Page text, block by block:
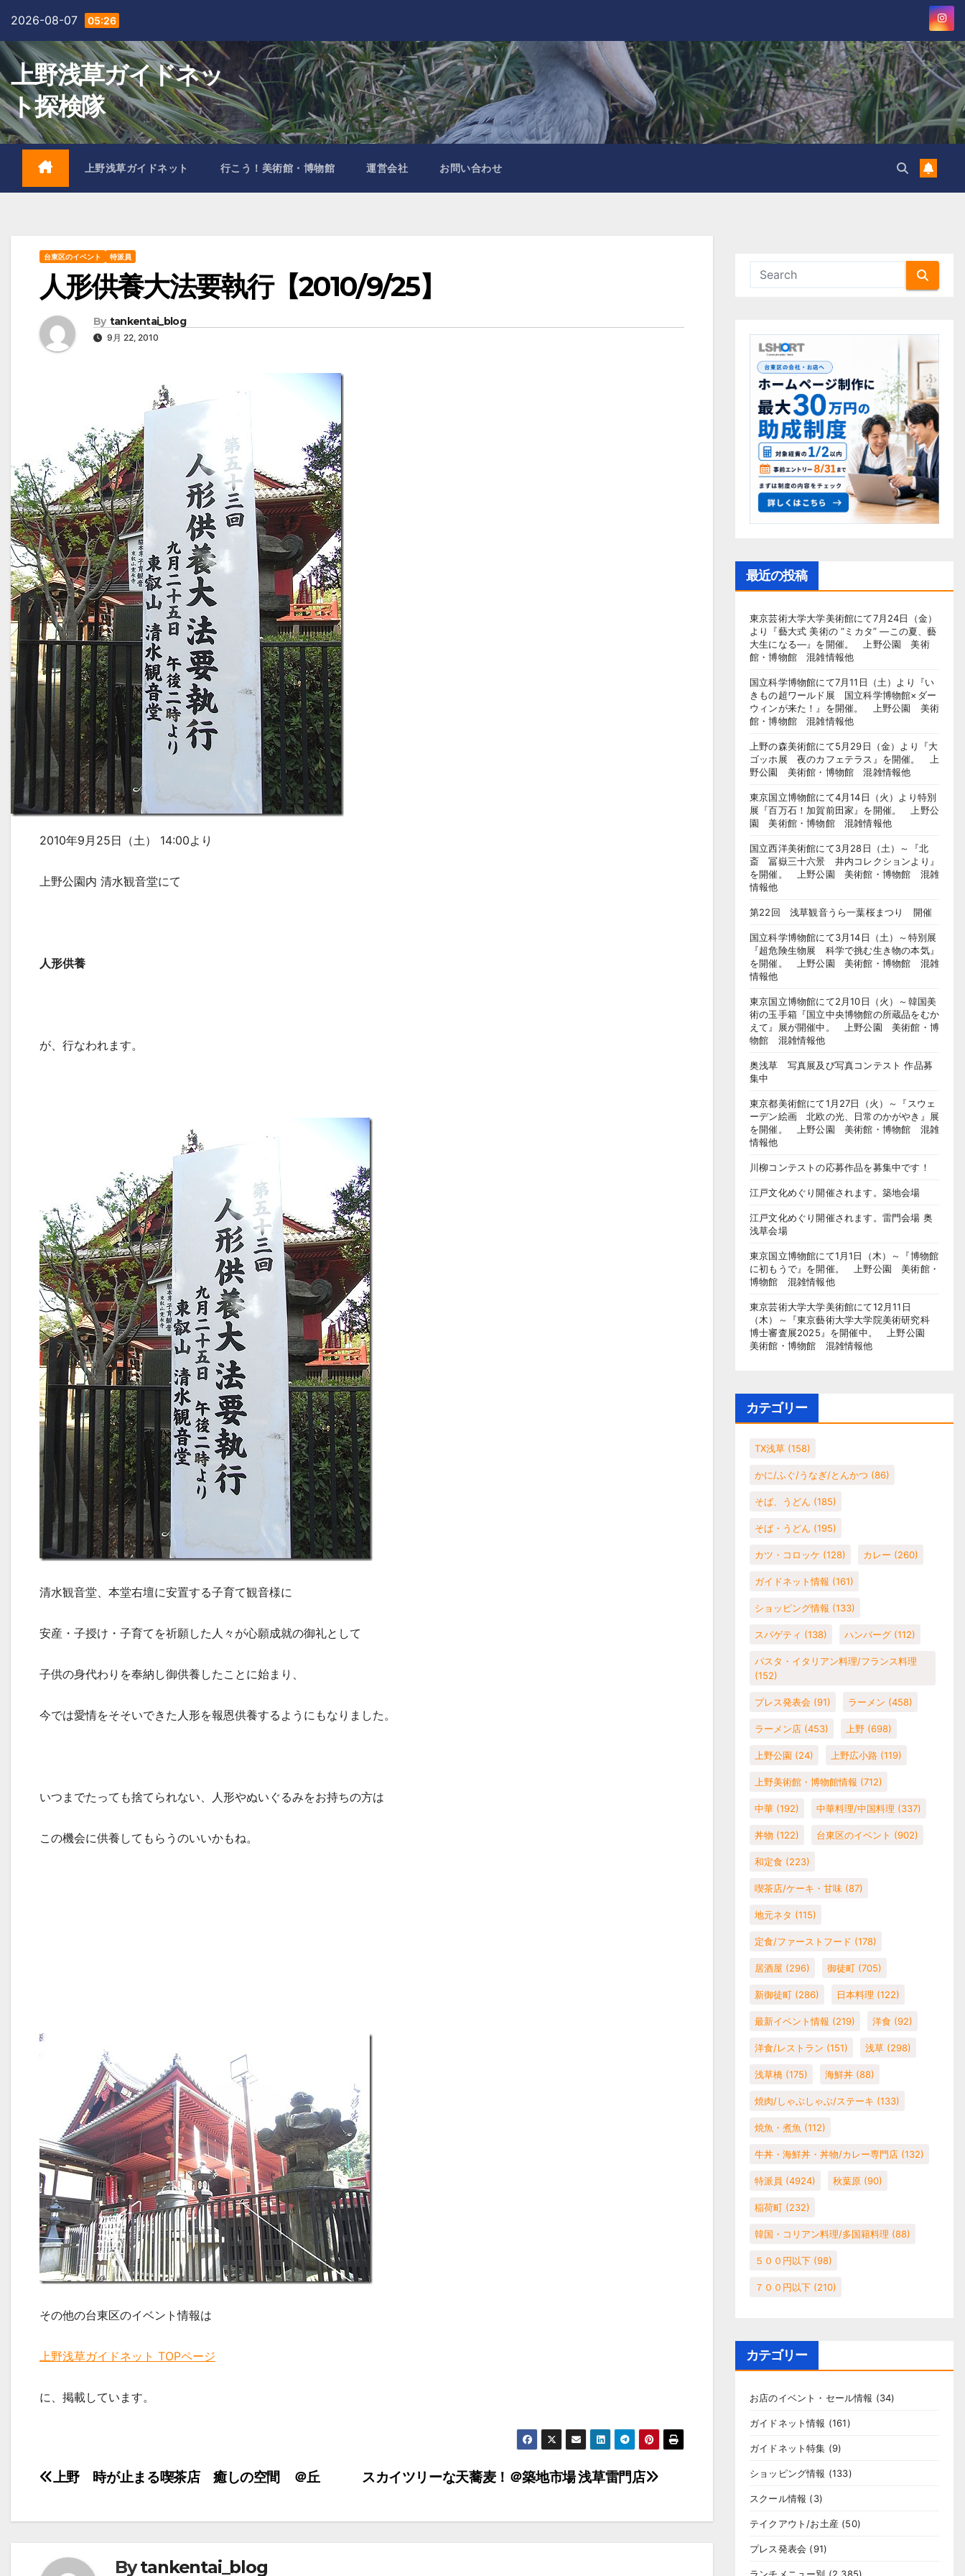
content
2026-08-07 05:26
上野浅草ガイドネッ
ト探検隊
上野浅草ガイドネット 行こう！美術館・博物館 運営会社 お問い合わせ
台東区のイベント 特派員
人形供養大法要執行【2010/9/25】
By tankentai_blog
9月 22, 2010
2010年9月25日（土） 14:00より
上野公園内 清水観音堂にて
人形供養
が、行なわれます。
清水観音堂、本堂右壇に安置する子育て観音様に
安産・子授け・子育てを祈願した人々が心願成就の御礼として
子供の身代わりを奉納し御供養したことに始まり、
今では愛情をそそいできた人形を報恩供養するようにもなりました。
いつまでたっても捨てられない、人形やぬいぐるみをお持ちの方は
この機会に供養してもらうのいいかもね。
その他の台東区のイベント情報は
上野浅草ガイドネット TOPページ
に、掲載しています。
投
ビ
スカイツリーな天蕎麦！＠築地市場 浅草雷門店
上野 時が止まる喫茶店 癒しの空間 ＠丘
Bytankentai_blog
最近の投稿
東京芸術大学大学美術館にて7月24日（金）
より『藝大式 美術の “ミカタ” ―この夏、藝
大生になる―』を開催。 上野公園 美術
館・博物館 混雑情報他
国立科学博物館にて7月11日（土）より『い
きもの超ワールド展 国立科学博物館×ダー
ウィンが来た！』を開催。 上野公園 美術
館・博物館 混雑情報他
上野の森美術館にて5月29日（金）より『大
ゴッホ展 夜のカフェテラス』を開催。 上
野公園 美術館・博物館 混雑情報他
東京国立博物館にて4月14日（火）より特別
展『百万石！加賀前田家』を開催。 上野公
園 美術館・博物館 混雑情報他
国立西洋美術館にて3月28日（土）～『北
斎 冨嶽三十六景 井内コレクションより』
を開催。 上野公園 美術館・博物館 混雑
情報他
第22回 浅草観音うら一葉桜まつり 開催
国立科学博物館にて3月14日（土）～特別展
『超危険生物展 科学で挑む生き物の本気』
を開催。 上野公園 美術館・博物館 混雑
情報他
東京国立博物館にて2月10日（火）～韓国美
術の玉手箱『国立中央博物館の所蔵品をむか
えて』展が開催中。 上野公園 美術館・博
物館 混雑情報他
奥浅草 写真展及び写真コンテスト 作品募
集中
東京都美術館にて1月27日（火）～『スウェ
ーデン絵画 北欧の光、日常のかがやき』展
を開催。 上野公園 美術館・博物館 混雑
情報他
川柳コンテストの応募作品を募集中です！
江戸文化めぐり開催されます。築地会場
江戸文化めぐり開催されます。雷門会場 奥
浅草会場
東京国立博物館にて1月1日（木）～『博物館
に初もうで』を開催。 上野公園 美術館・
博物館 混雑情報他
東京芸術大学大学美術館にて12月11日
（木）～『東京藝術大学大学院美術研究科
博士審査展2025』を開催中。 上野公園
美術館・博物館 混雑情報他
カテゴリー
TX浅草 (158)
かに/ふぐ/うなぎ/とんかつ (86)
そば、うどん (185)
そば・うどん (195)
カツ・コロッケ (128) カレー (260)
ガイドネット情報 (161)
ショッピング情報 (133)
スパゲティ (138) ハンバーグ (112)
パスタ・イタリアン料理/フランス料理
(152)
プレス発表会 (91) ラーメン (458)
ラーメン店 (453) 上野 (698)
上野公園 (24) 上野広小路 (119)
上野美術館・博物館情報 (712)
中華 (192) 中華料理/中国料理 (337)
丼物 (122) 台東区のイベント (902)
和定食 (223)
喫茶店/ケーキ・甘味 (87)
地元ネタ (115)
定食/ファーストフード (178)
居酒屋 (296) 御徒町 (705)
新御徒町 (286) 日本料理 (122)
最新イベント情報 (219) 洋食 (92)
洋食/レストラン (151) 浅草 (298)
浅草橋 (175) 海鮮丼 (88)
焼肉/しゃぶしゃぶ/ステーキ (133)
焼魚・煮魚 (112)
牛丼・海鮮丼・丼物/カレー専門店 (132)
特派員 (4924) 秋葉原 (90)
稲荷町 (232)
韓国・コリアン料理/多国籍料理 (88)
５００円以下 (98)
７００円以下 (210)
カテゴリー
お店のイベント・セール情報 (34)
ガイドネット情報 (161)
ガイドネット特集 (9)
ショッピング情報 (133)
スクール情報 (3)
テイクアウト/お土産 (50)
プレス発表会 (91)